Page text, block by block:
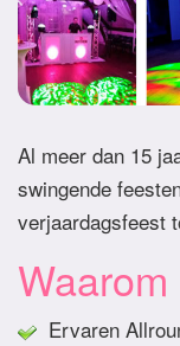
Al meer dan 15
swingende
verjaardagsfeest
Ervaren